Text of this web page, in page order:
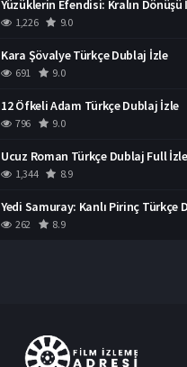
Yüzüklerin Efendisi: Kralın Dönüşü
1,226 9.0
Kara Şövalye Türkçe Dublaj İzle
691 9.0
12 Öfkeli Adam Türkçe Dublaj İzle
796 9.0
Ucuz Roman Türkçe Dublaj Full İzle
1,344 8.9
262 8.9